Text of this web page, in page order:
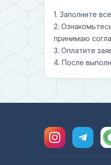
1. Заполните
2.
принимаю
3. Оплатите
4. После